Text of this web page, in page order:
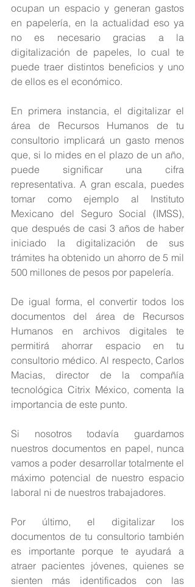
ocupan un espacio y generan gastos
en papelería, en la actualidad eso ya
no es necesario gracias a la
digitalización de papeles, lo cual te
puede traer distintos beneficios y uno
de ellos es el económico.
En primera instancia, el digitalizar el
área de Recursos Humanos de tu
consultorio implicará un gasto menos
que, si lo mides en el plazo de un año,
puede significar una cifra
representativa. A gran escala, puedes
tomar como ejemplo al Instituto
Mexicano del Seguro Social (IMSS),
que después de casi 3 años de haber
iniciado la digitalización de sus
trámites ha obtenido un ahorro de 5 mil
500 millones de pesos por papelería.
De igual forma, el convertir todos los
documentos del área de Recursos
Humanos en archivos digitales te
permitirá ahorrar espacio en tu
consultorio médico. Al respecto, Carlos
Macias, director de la compañía
tecnológica Citrix México, comenta la
importancia de este punto.
Si nosotros todavía guardamos
nuestros documentos en papel, nunca
vamos a poder desarrollar totalmente el
máximo potencial de nuestro espacio
laboral ni de nuestros trabajadores.
Por último, el digitalizar los
documentos de tu consultorio también
es importante porque te ayudará a
atraer pacientes jóvenes, quienes se
sienten más identificados con las